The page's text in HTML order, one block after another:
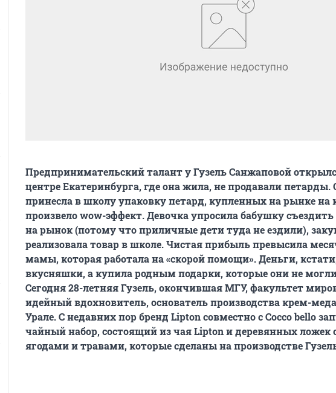
Предпринимательский талант у Гузель Санжаповой
центре Екатеринбурга, где она жила, не продавали
принесла в школу упаковку петард, купленных на рынке на
произвело wow-эффект. Девочка упросила бабушку
на рынок (потому что приличные дети туда не ездили),
реализовала товар в школе. Чистая прибыль превысила
мамы, которая работала на «скорой помощи». Деньги,
вкусняшки, а купила родным подарки, которые они не могли
Сегодня 28-летняя Гузель, окончившая МГУ, факультет
идейный вдохновитель, основатель производства крем-меда
Урале. С недавних пор бренд Lipton совместно с Cocco bello
чайный набор, состоящий из чая Lipton и деревянных ложек
ягодами и травами, которые сделаны на производстве